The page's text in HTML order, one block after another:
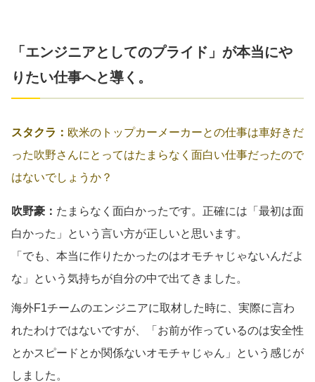
「エンジニアとしてのプライド」が本当にや
りたい仕事へと導く。
スタクラ： 欧米のトップカーメーカーとの仕事は車好きだ
った吹野さんにとってはたまらなく面白い仕事だったので
はないでしょうか？
吹野豪： たまらなく面白かったです。正確には「最初は面
白かった」という言い方が正しいと思います。
「でも、本当に作りたかったのはオモチャじゃないんだよ
な」という気持ちが自分の中で出てきました。
海外F1チームのエンジニアに取材した時に、実際に言わ
れたわけではないですが、「お前が作っているのは安全性
とかスピードとか関係ないオモチャじゃん」という感じが
しました。